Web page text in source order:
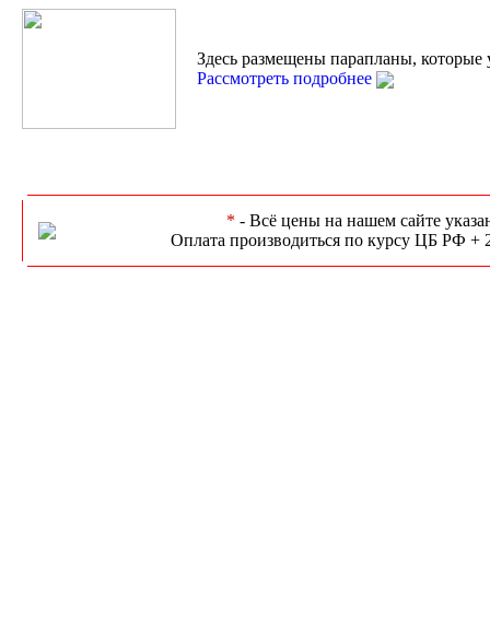
Здесь размещены парапланы, которые
Рассмотреть подробнее
* - Всё цены на нашем сайте
Оплата производиться по курсу ЦБ РФ +